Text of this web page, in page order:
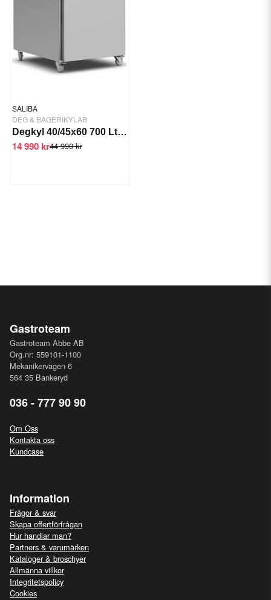
SALIBA
DEG & BAGERIKYLAR
Degkyl 40/45x60 700 Ltr 370W
44 990 kr
14 990 kr
Gastroteam
Gastroteam Abbe AB
Org.nr: 559101-1100
Mekanikervägen 6
564 35 Bankeryd
036 - 777 90 90
Om Oss
Kontakta oss
Kundcase
Information
Frågor & svar
Skapa offertförfrågan
Hur handlar man?
Partners & varumärken
Kataloger & broschyer
Allmänna villkor
Integritetspolicy
Cookies